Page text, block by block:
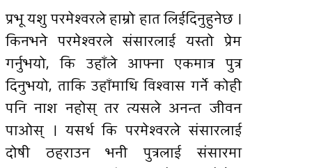
प्रभू यशु परमेश्वरले हाम्रो हात लिईदिनुहुनेछ ।
किनभने परमेश्वरले संसारलाई यस्तो प्रेम
गर्नुभयो, कि उहाँले आफ्ना एकमात्र पुत्र
दिनुभयो, ताकि उहाँमाथि विश्वास गर्ने कोही
पनि नाश नहोस् तर त्यसले अनन्त जीवन
पाओस् । यसर्थ कि परमेश्वरले संसारलाई
दोषी ठहराउन भनी पुत्रलाई संसारमा